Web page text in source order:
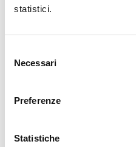
statistici.
delNecessari
Preferenze
Statistiche
VERBANIA -
DAT: adempimenti